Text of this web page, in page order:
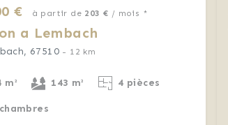
€ à partir de 203 € / mois *
a Lembach
67510 - 12 km
m² 143 m² 4 pièces